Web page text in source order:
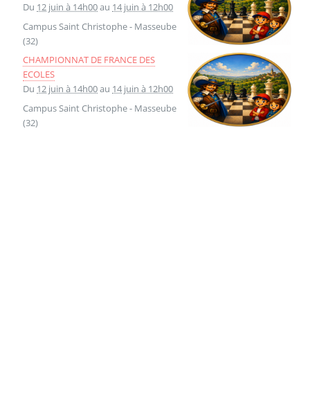
Du 12 juin à 14h00au 14 juin à 12h00
Campus Saint Christophe - Masseube
(32)
CHAMPIONNAT DE FRANCE DES
ECOLES
Du 12 juin à 14h00au 14 juin à 12h00
Campus Saint Christophe - Masseube
(32)